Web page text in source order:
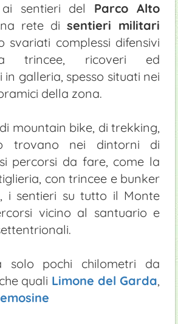
sentieri del Parco Alto
rete di sentieri militari
svariati complessi difensivi
trincee, ricoveri ed
galleria, spesso situati nei
della zona.
mountain bike, di trekking,
trovano nei dintorni di
percorsi da fare, come la
con trincee e bunker
i sentieri su tutto il Monte
vicino al santuario e
solo pochi chilometri da
quali Limone del Garda,